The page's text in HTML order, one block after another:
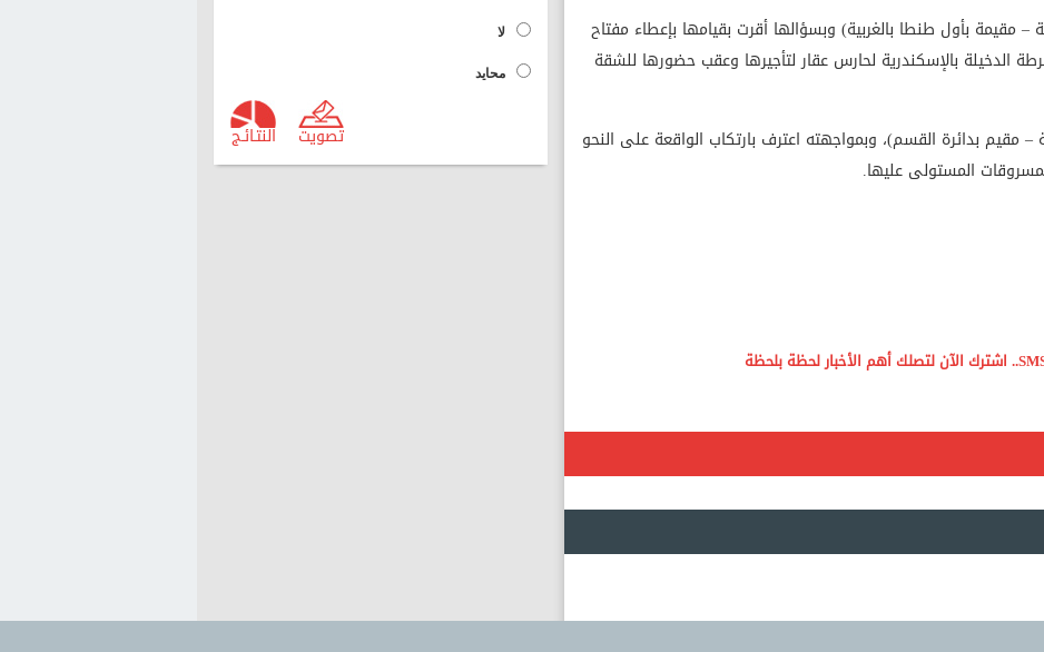
لا
محايد
النتـائـج تصويت
مقيمة بأول طنطا بالغربية) وبسؤالها أقرت بقيامها بإعطاء مفتاح
الدخيلة بالإسكندرية لحارس عقار لتأجيرها وعقب حضورها للشقة
مقيم بدائرة القسم)، وبمواجهته اعترف بارتكاب الواقعة على النحو
المستولى عليها.